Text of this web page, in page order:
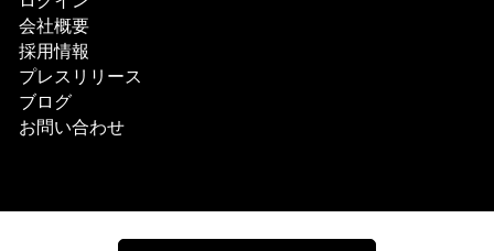
会社概要
採用情報
プレスリリース
ブログ
お問い合わせ